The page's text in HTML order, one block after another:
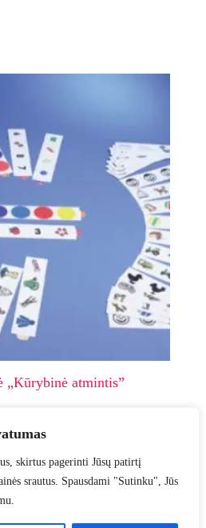
skirtus pagerinti Jūsų patirtį
srautus. Spausdami "Sutinku", Jūs
„Kūrybinė atmintis”